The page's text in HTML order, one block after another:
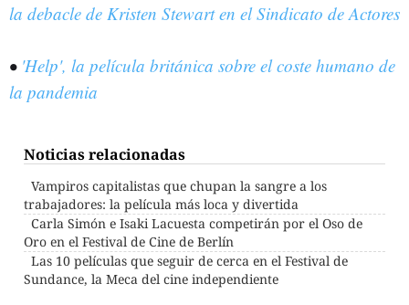
la debacle de Kristen Stewart en el Sindicato de Actores
• 'Help', la película británica sobre el coste humano de
la pandemia
Noticias relacionadas
Vampiros capitalistas que chupan la sangre a los
trabajadores: la película más loca y divertida
Carla Simón e Isaki Lacuesta competirán por el Oso de
Oro en el Festival de Cine de Berlín
Las 10 películas que seguir de cerca en el Festival de
Sundance, la Meca del cine independiente